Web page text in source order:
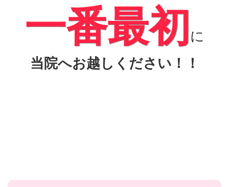
一番最初に
当院へお越しください！！